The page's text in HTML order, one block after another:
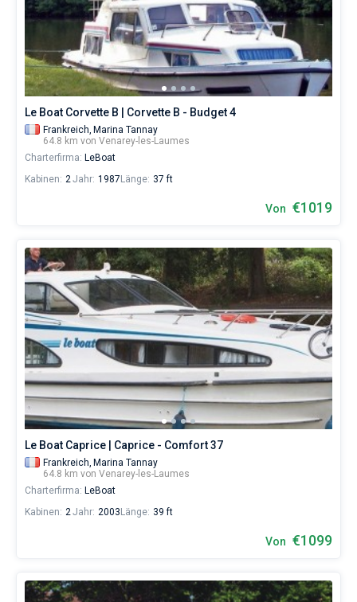
Venarey-
ohne
Skipper
wählen,
das
Boot
chartern
und
selbst
Im
Yachten
finden
Sie
Angebote
Venarey-
les-
Laumes
von
sowohl
für
Liebhaber
erholsamen
als
auch
ihr
Leben
Le Boat Corvette B | Corvette B - Budget 4
Frankreich, Marina Tannay
64.8 km von Venarey-les-Laumes
Charterfirma: LeBoat
Kabinen: 2Jahr: 1987 Länge: 37 ft
Von €1019
Le Boat Caprice | Caprice - Comfort 37
Frankreich, Marina Tannay
64.8 km von Venarey-les-Laumes
Charterfirma: LeBoat
Kabinen: 2Jahr: 2003 Länge: 39 ft
Von €1099
Bareboat
Kapitan